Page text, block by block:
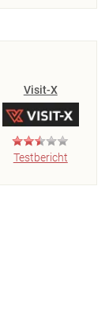
Visit-X
Testbericht